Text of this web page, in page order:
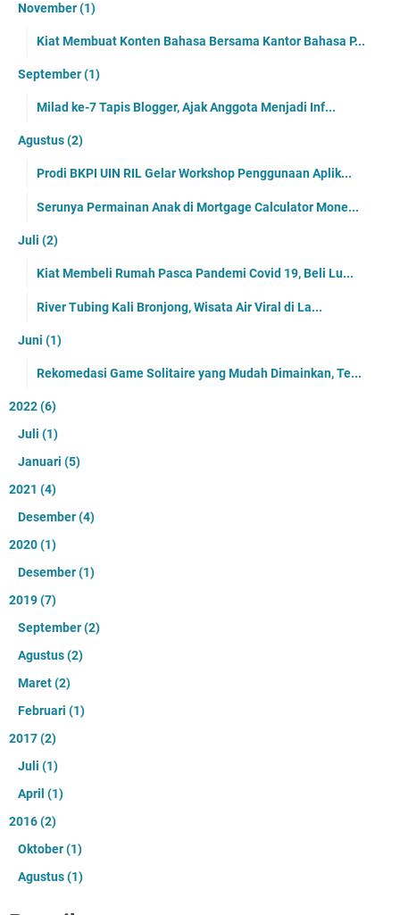
November(1)
Kiat Membuat Konten Bahasa Bersama Kantor Bahasa P...
September(1)
Milad ke-7 Tapis Blogger, Ajak Anggota Menjadi Inf...
Agustus(2)
Prodi BKPI UIN RIL Gelar Workshop Penggunaan Aplik...
Serunya Permainan Anak di Mortgage Calculator Mone...
Juli (2)
Kiat Membeli Rumah Pasca Pandemi Covid 19, Beli Lu...
River Tubing Kali Bronjong, Wisata Air Viral di La...
Juni (1)
Rekomedasi Game Solitaire yang Mudah Dimainkan, Te...
2022(6)
Juli (1)
Januari (5)
2021 (4)
Desember(4)
2020(1)
Desember(1)
2019(7)
September(2)
Agustus(2)
Maret(2)
Februari (1)
2017(2)
Juli (1)
April (1)
2016(2)
Oktober(1)
Agustus(1)